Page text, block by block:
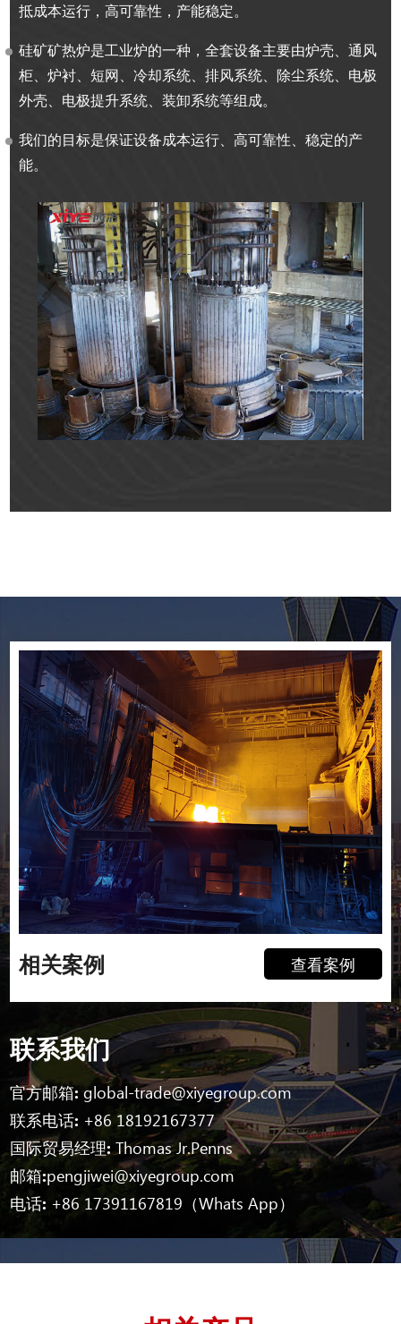
抵成本运行，高可靠性，产能稳定。
硅矿矿热炉是工业炉的一种，全套设备主要由炉壳、通风
柜、炉衬、短网、冷却系统、排风系统、除尘系统、电极
外壳、电极提升系统、装卸系统等组成。
我们的目标是保证设备成本运行、高可靠性、稳定的产
能。
联系我们
官方邮箱: global-trade@xiyegroup.com
联系电话: +86 18192167377
国际贸易经理:Thomas Jr.Penns
邮箱:pengjiwei@xiyegroup.com
电话: +86 17391167819（Whats App）
相关案例 查看案例